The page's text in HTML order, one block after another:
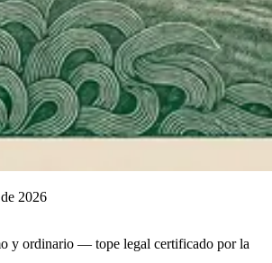
2026
y ordinario — tope legal certificado por la